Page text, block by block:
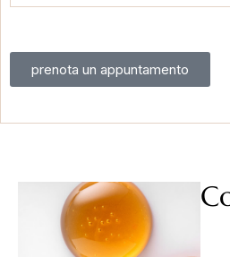
prenota un appuntamento